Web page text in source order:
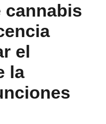
cannabis
el
la